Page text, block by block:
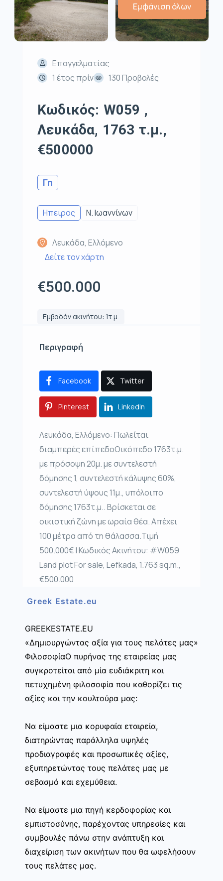
Εμφάνιση όλων
Επαγγελματίας
1 έτος πρίν
130 Προβολές
Κωδικός: W059 ,
Λευκάδα, 1763 τ.μ.,
€500000
Γη
Ηπειρος Ν. Ιωαννίνων
Λευκάδα, Ελλόμενο
Δείτε τον χάρτη
€500.000
Εμβαδόν ακινήτου: 1τ.μ.
Περιγραφή
Facebook Twitter
Pinterest LinkedIn
Λευκάδα, Ελλόμενο: Πωλείται
διαμπερές επίπεδοΟικόπεδο 1763τ.μ.
με πρόσοψη 20μ. με συντελεστή
δόμησης 1, συντελεστή κάλυψης 60%,
συντελεστή ύψους 11μ., υπόλοιπο
δόμησης 1763τ.μ.. Βρίσκεται σε
οικιστική ζώνη με ωραία θέα. Απέχει
100 μέτρα από τη θάλασσα.Τιμή
500.000€ | Κωδικός Ακινήτου: #W059
Land plot For sale, Lefkada, 1.763 sq.m.,
€500.000
Greek Estate.eu
GREEKESTATE.EU
«Δημιουργώντας αξία για τους πελάτες μας»
ΦιλοσοφίαΟ πυρήνας της εταιρείας μας
συγκροτείται από μία ευδιάκριτη και
πετυχημένη φιλοσοφία που καθορίζει τις
αξίες και την κουλτούρα μας:
Να είμαστε μια κορυφαία εταιρεία,
διατηρώντας παράλληλα υψηλές
προδιαγραφές και προσωπικές αξίες,
εξυπηρετώντας τους πελάτες μας με
σεβασμό και εχεμύθεια.
Να είμαστε μια πηγή κερδοφορίας και
εμπιστοσύνης, παρέχοντας υπηρεσίες και
συμβουλές πάνω στην ανάπτυξη και
διαχείριση των ακινήτων που θα ωφελήσουν
τους πελάτες μας.